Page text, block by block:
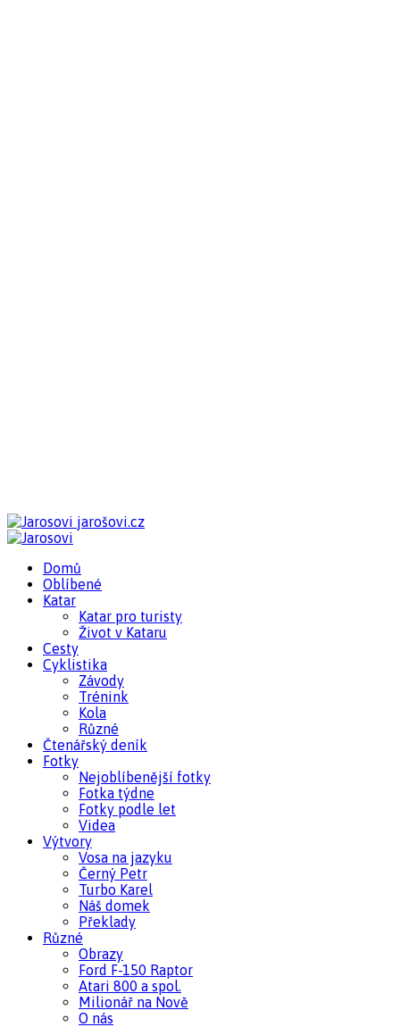
jarošovi.cz
Domů
Oblíbené
Katar
Katar pro turisty
Život v Kataru
Cesty
Cyklistika
Závody
Trénink
Kola
Různé
Čtenářský deník
Fotky
Nejoblíbenější fotky
Fotka týdne
Fotky podle let
Videa
Výtvory
Vosa na jazyku
Černý Petr
Turbo Karel
Náš domek
Překlady
Různé
Obrazy
Ford F-150 Raptor
Atari 800 a spol.
Milionář na Nově
O nás